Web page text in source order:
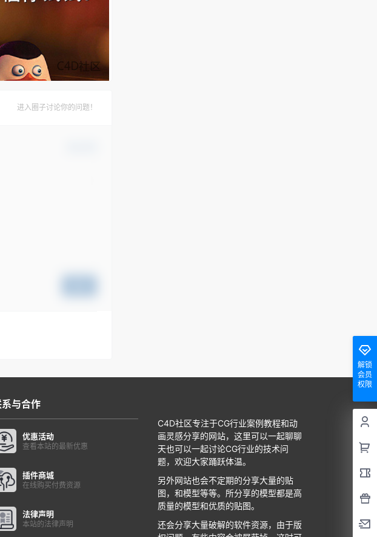
进入圈子讨论你的问题！
解锁
会员
权限
与合作
优惠活动
查看本站的最新优惠
插件商城
在线购买付费资源
法律声明
本站的法律声明
C4D社区专注于CG行业案例教程和动
画灵感分享的网站，这里可以一起聊聊
天也可以一起讨论CG行业的技术问
题，欢迎大家踊跃体温。
另外网站也会不定期的分享大量的贴
图，和模型等等。所分享的模型都是高
质量的模型和优质的贴图。
还会分享大量破解的软件资源，由于版